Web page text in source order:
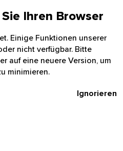
Ihren Browser
Einige Funktionen unserer
nicht verfügbar. Bitte
auf eine neuere Version, um
minimieren.
Ignorieren